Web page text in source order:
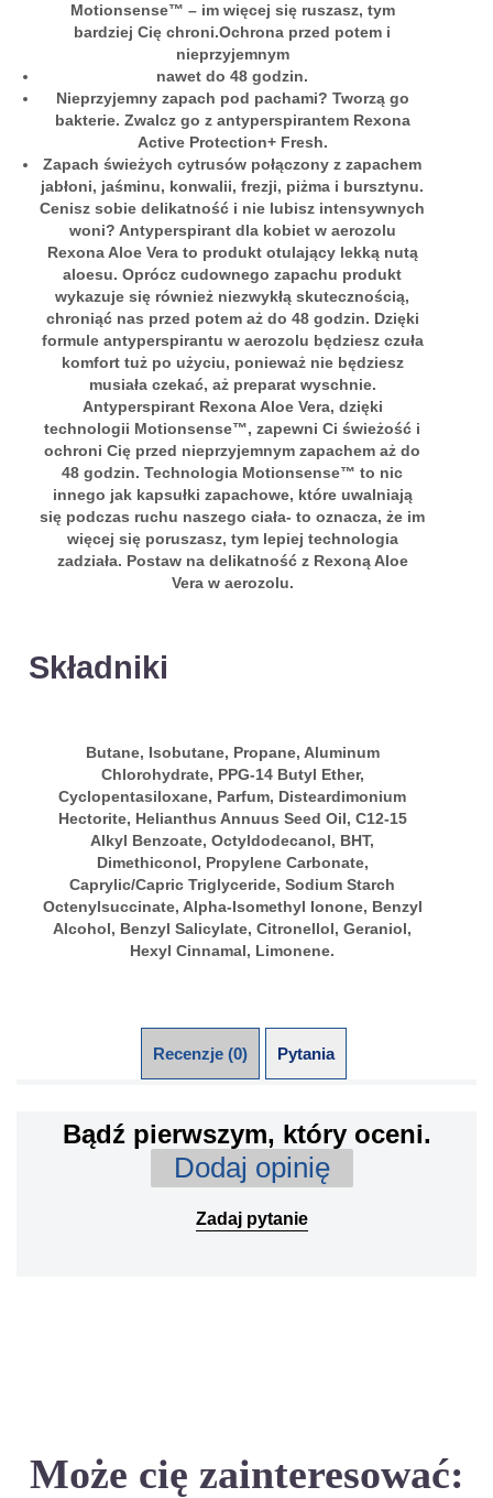
Motionsense™ – im więcej się ruszasz, tym
bardziej Cię chroni.Ochrona przed potem i
nieprzyjemnym
nawet do 48 godzin.
Nieprzyjemny zapach pod pachami? Tworzą go
bakterie. Zwalcz go z antyperspirantem Rexona
Active Protection+ Fresh.
Zapach świeżych cytrusów połączony z zapachem
jabłoni, jaśminu, konwalii, frezji, piżma i bursztynu.
Cenisz sobie delikatność i nie lubisz intensywnych
woni? Antyperspirant dla kobiet w aerozolu
Rexona Aloe Vera to produkt otulający lekką nutą
aloesu. Oprócz cudownego zapachu produkt
wykazuje się również niezwykłą skutecznością,
chroniąć nas przed potem aż do 48 godzin. Dzięki
formule antyperspirantu w aerozolu będziesz czuła
komfort tuż po użyciu, ponieważ nie będziesz
musiała czekać, aż preparat wyschnie.
Antyperspirant Rexona Aloe Vera, dzięki
technologii Motionsense™, zapewni Ci świeżość i
ochroni Cię przed nieprzyjemnym zapachem aż do
48 godzin. Technologia Motionsense™ to nic
innego jak kapsułki zapachowe, które uwalniają
się podczas ruchu naszego ciała- to oznacza, że im
więcej się poruszasz, tym lepiej technologia
zadziała. Postaw na delikatność z Rexoną Aloe
Vera w aerozolu.
Składniki
Butane, Isobutane, Propane, Aluminum
Chlorohydrate, PPG-14 Butyl Ether,
Cyclopentasiloxane, Parfum, Disteardimonium
Hectorite, Helianthus Annuus Seed Oil, C12-15
Alkyl Benzoate, Octyldodecanol, BHT,
Dimethiconol, Propylene Carbonate,
Caprylic/Capric Triglyceride, Sodium Starch
Octenylsuccinate, Alpha-Isomethyl Ionone, Benzyl
Alcohol, Benzyl Salicylate, Citronellol, Geraniol,
Hexyl Cinnamal, Limonene.
Recenzje (0) Pytania (0)
Bądź pierwszym, który oceni.
Dodaj opinię
Zadaj pytanie
Może cię zainteresować: